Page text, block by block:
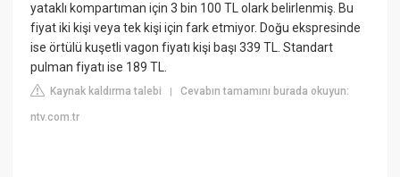
yataklı kompartıman için 3 bin 100 TL olark belirlenmiş. Bu
fiyat iki kişi veya tek kişi için fark etmiyor. Doğu ekspresinde
ise örtülü kuşetli vagon fiyatı kişi başı 339 TL. Standart
pulman fiyatı ise 189 TL.
Kaynak kaldırma talebi |Cevabın tamamını burada okuyun:
ntv.com.tr